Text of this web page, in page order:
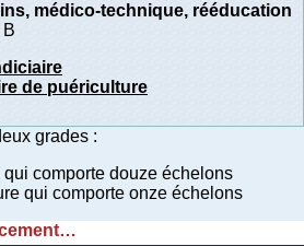
médico-technique, rééducation
de puériculture
grades :
qui comporte douze échelons
qui comporte onze échelons